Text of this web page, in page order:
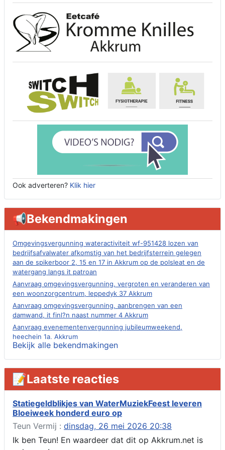
Ook adverteren? Klik hier
📢Bekendmakingen
Omgevingsvergunning wateractiviteit wf-951428 lozen van
bedrijfsafvalwater afkomstig van het bedrijfsterrein gelegen
aan de spikerboor 2, 15 en 17 in Akkrum op de polsleat en de
watergang langs it patroan
Aanvraag omgevingsvergunning, vergroten en veranderen van
een woonzorgcentrum, leppedyk 37 Akkrum
Aanvraag omgevingsvergunning, aanbrengen van een
damwand, it finl?n naast nummer 4 Akkrum
Aanvraag evenementenvergunning jubileumweekend,
heechein 1a, Akkrum
Verlening omgevingsvergunning, tijdelijk gebruik openbare
ruimte 02-10 t/m 02-11-2026, sitadel voor nr 6 te Akkrum
Aanvraag omgevingsvergunning, tijdelijk gebruik openbare
ruimte 02-10 t/m 02-11-2026, sitadel voor nr 6 te Akkrum
Verlenging beslistermijn aanvraag omgevingsvergunning,
heechein 28, 8491 em Akkrum
Aanvraag omgevingsvergunning, veranderen van een woning
(voordeur en dakkapel), boarnsterdyk 75 Akkrum
aanbrengen van asfalt t.b.v. onderhoud fietspad t.h.v
Bekijk alle bekendmakingen
📝Laatste reacties
Statiegeldblikjes van WaterMuziekFeest leveren
Bloeiweek honderd euro op
Teun Vermij : dinsdag, 26 mei 2026 20:38
Ik ben Teun! En waardeer dat dit op Akkrum.net is